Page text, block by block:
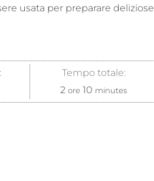
usata per preparare deliziose
Tempo totale:
2 ore 10 minutes